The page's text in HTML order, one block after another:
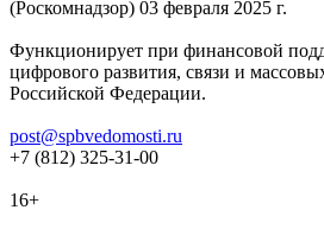
(Роскомнадзор) 03 февраля 2025 г.
Функционирует при финансовой
цифрового развития, связи и
Российской Федерации.
post@spbvedomosti.ru
+7 (812) 325-31-00
16+